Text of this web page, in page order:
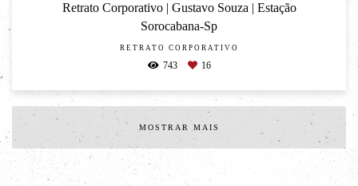
Retrato Corporativo | Gustavo Souza | Estação
Sorocabana-Sp
RETRATO CORPORATIVO
743 16
MOSTRAR MAIS